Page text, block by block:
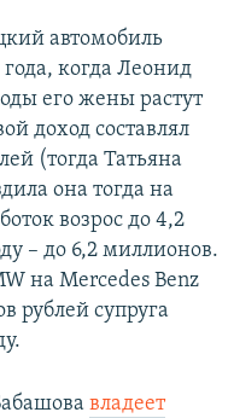
автомобиль
года, когда Леонид
его жены растут
доход составлял
(тогда Татьяна
она тогда на
возрос до 4,2
– до 6,2 миллионов.
на Mercedes Benz
рублей супруга
владеет